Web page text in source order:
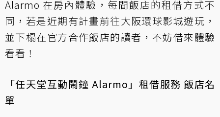
Alarmo 在房內體驗，每間飯店的租借方式不
同，若是近期有計畫前往大阪環球影城遊玩，
並下榻在官方合作飯店的讀者，不妨借來體驗
看看！
「任天堂互動鬧鐘 Alarmo」租借服務 飯店名
單